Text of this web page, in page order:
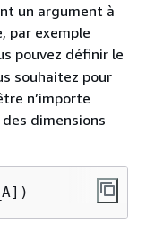
un argument à
par exemple
pouvez définir le
souhaitez pour
n’importe
dimensions